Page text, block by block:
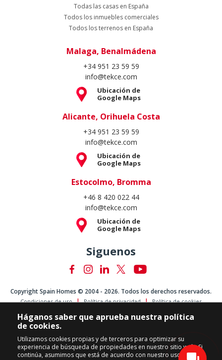
Todas las casas en España
Todos los inmuebles comerciales
Todos los terrenos en España
Malaga, Benalmádena
+34 951 23 59 59
info@tekce.com
Ubicación de
Google Maps
Alicante, Orihuela Costa
+34 951 23 59 59
info@tekce.com
Ubicación de
Google Maps
Estocolmo, Bromma
+46 8 420 022 44
info@tekce.com
Ubicación de
Google Maps
Siguenos
Copyright Spain Homes © 2004 - 2026. Todos los derechos reservados.
Condiciones de uso Política de privacidad Política de cookies
Háganos saber que aprueba nuestra política
de cookies.
Utilizamos cookies propias y de terceros para optimizar su
experiencia de búsqueda de propiedades en nuestro sitio web. Si
continúa, asumimos que está de acuerdo con nuestro uso de